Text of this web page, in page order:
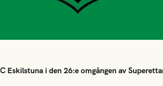
Eskilstuna i den 26:e omgången av